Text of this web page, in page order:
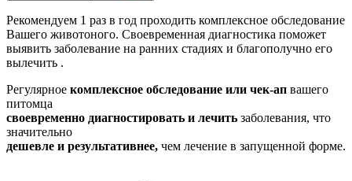
Рекомендуем 1 раз в год проходить комплексное обследование
Вашего животоного. Своевременная диагностика поможет
выявить заболевание на ранних стадиях и благополучно его
вылечить .
Регулярное комплексное обследование или чек-ап вашего
питомца
своевременно диагностировать и лечить заболевания, что
значительно
дешевле и результативнее, чем лечение в запущенной форме.